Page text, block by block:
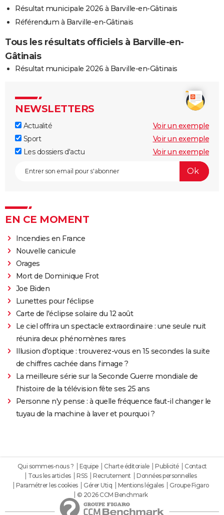
Résultat municipale 2026 à Barville-en-Gâtinais
Référendum à Barville-en-Gâtinais
Tous les résultats officiels à Barville-en-
Gâtinais
Résultat municipale 2026 à Barville-en-Gâtinais
NEWSLETTERS
Actualité
Voir un exemple
Sport
Voir un exemple
Les dossiers d'actu
Voir un exemple
EN CE MOMENT
Incendies en France
Nouvelle canicule
Orages
Mort de Dominique Frot
Joe Biden
Lunettes pour l'éclipse
Carte de l'éclipse solaire du 12 août
Le ciel offrira un spectacle extraordinaire : une seule nuit
réunira deux phénomènes rares
Illusion d'optique : trouverez-vous en 15 secondes la suite
de chiffres cachée dans l'image ?
La meilleure série sur la Seconde Guerre mondiale de
l'histoire de la télévision fête ses 25 ans
Personne n'y pense : à quelle fréquence faut-il changer le
tuyau de la machine à laver et pourquoi ?
Qui sommes-nous ? Equipe Charte éditoriale Publicité
Contact
Tous les articles
RSS Recrutement
Données personnelles
Paramétrer les cookies
Gérer Utiq Mentions légales
Groupe Figaro
© 2026 CCM Benchmark